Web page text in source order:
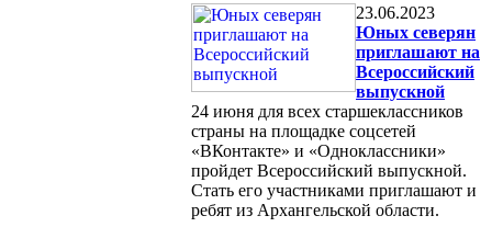
23.06.2023
Юных северян
приглашают на
Всероссийский
выпускной
24 июня для всех старшеклассников
страны на площадке соцсетей
«ВКонтакте» и «Одноклассники»
пройдет Всероссийский выпускной.
Стать его участниками приглашают и
ребят из Архангельской области.